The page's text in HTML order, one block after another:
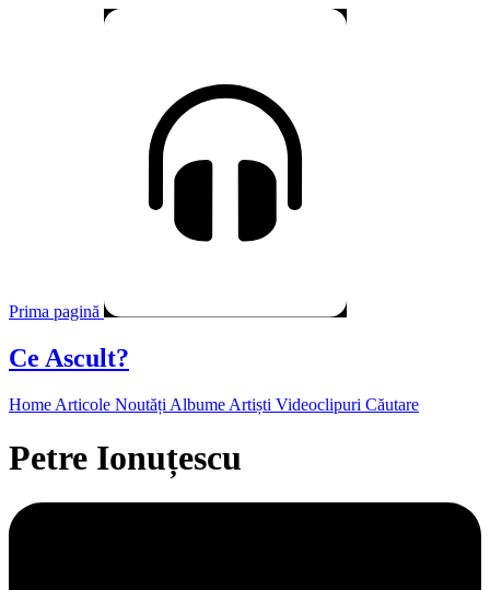
Prima pagină
Ce Ascult?
Home Articole Noutăți Albume Artiști Videoclipuri Căutare
Petre Ionuțescu